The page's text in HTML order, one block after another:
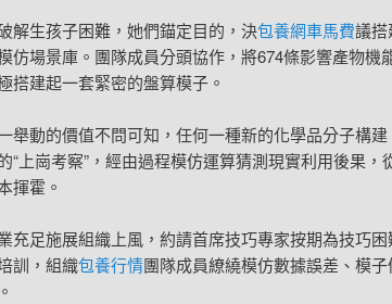
解生孩子困難，她們錨定目的，決包養網車馬費議搭
仿場景庫。團隊成員分頭協作，將674條影響產物機
搭建起一套緊密的盤算模子。
舉動的價值不問可知，任何一種新的化學品分子構
“上崗考察”，經由過程模仿運算猜測現實利用後果，
揮霍。
充足施展組織上風，約請首席技巧專家按期為技巧困
訓，組織包養行情團隊成員繚繞模仿數據誤差、模